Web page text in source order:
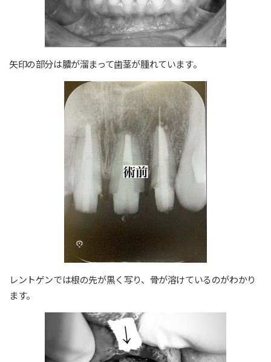
矢印の部分は膿が溜まって歯茎が腫れています。
レントゲンでは根の先が黒く写り、骨が溶けているのがわかり
ます。